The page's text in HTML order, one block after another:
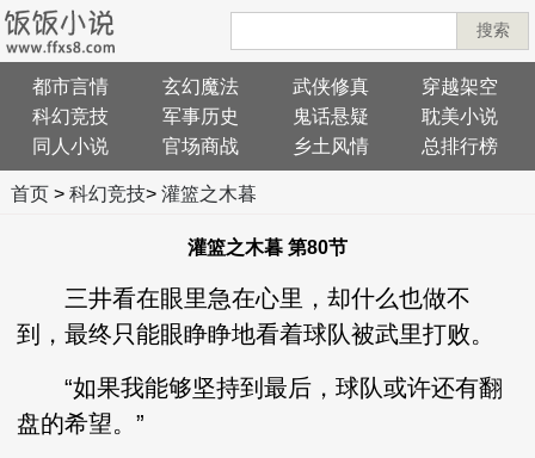
搜索
都市言情 玄幻魔法 武侠修真
穿越架空
科幻竞技
军事历史 鬼话悬疑
耽美小说
同人小说
官场商战 乡土风情 总排行榜
首页> 科幻竞技> 灌篮之木暮
灌篮之木暮 第80节
三井看在眼里急在心里，却什么也做不
到，最终只能眼睁睁地看着球队被武里打败。
“如果我能够坚持到最后，球队或许还有翻
盘的希望。”